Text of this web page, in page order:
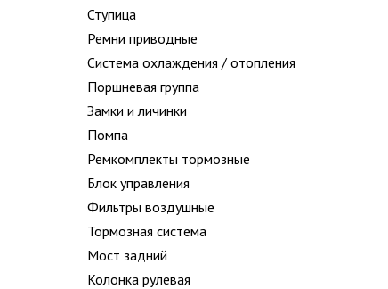
Ступица
Ремни приводные
Система охлаждения / отопления
Поршневая группа
Замки и личинки
Помпа
Ремкомплекты тормозные
Блок управления
Фильтры воздушные
Тормозная система
Мост задний
Колонка рулевая